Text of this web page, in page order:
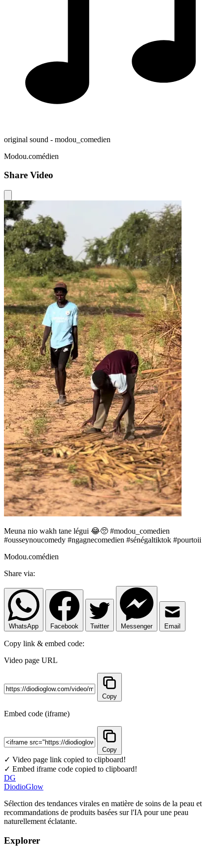
original sound - modou_comedien
Modou.comédien
Share Video
Meuna nio wakh tane légui 😂🥺 #modou_comedien
#ousseynoucomedy #ngagnecomedien #sénégaltiktok #pourtoii
Modou.comédien
Share via:
WhatsApp Facebook Twitter Messenger Email
Copy link & embed code:
Video page URL
Copy
Embed code (iframe)
Copy
✓ Video page link copied to clipboard!
✓ Embed iframe code copied to clipboard!
DG
DiodioGlow
Sélection des tendances virales en matière de soins de la peau et
recommandations de produits basées sur l'IA pour une peau
naturellement éclatante.
Explorer